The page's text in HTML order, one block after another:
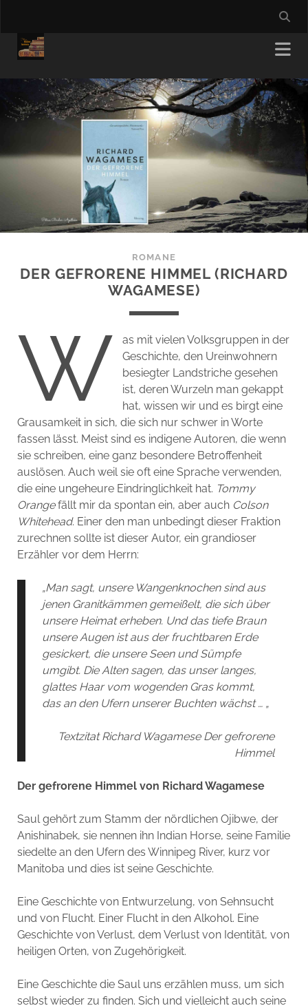
ROMANE
DER GEFRORENE HIMMEL (RICHARD
WAGAMESE)
W
as mit vielen Volksgruppen in der
Geschichte, den Ureinwohnern
besiegter Landstriche gesehen
ist, deren Wurzeln man gekappt
hat, wissen wir und es birgt eine
Grausamkeit in sich, die sich nur schwer in Worte
fassen lässt. Meist sind es indigene Autoren, die wenn
sie schreiben, eine ganz besondere Betroffenheit
auslösen. Auch weil sie oft eine Sprache verwenden,
die eine ungeheure Eindringlichkeit hat. Tommy
Orangefällt mir da spontan ein, aber auch Colson
Whitehead. Einer den man unbedingt dieser Fraktion
zurechnen sollte ist dieser Autor, ein grandioser
Erzähler vor dem Herrn:
„Man sagt, unsere Wangenknochen sind aus
jenen Granitkämmen gemeißelt, die sich über
unsere Heimat erheben. Und das tiefe Braun
unsere Augen ist aus der fruchtbaren Erde
gesickert, die unsere Seen und Sümpfe
umgibt. Die Alten sagen, das unser langes,
glattes Haar vom wogenden Gras kommt,
das an den Ufern unserer Buchten wächst … „
Textzitat Richard Wagamese Der gefrorene
Himmel
Der gefrorene Himmel von Richard Wagamese
Saul gehört zum Stamm der nördlichen Ojibwe, der
Anishinabek, sie nennen ihn Indian Horse, seine Familie
siedelte an den Ufern des Winnipeg River, kurz vor
Manitoba und dies ist seine Geschichte.
Eine Geschichte von Entwurzelung, von Sehnsucht
und von Flucht. Einer Flucht in den Alkohol. Eine
Geschichte von Verlust, dem Verlust von Identität, von
heiligen Orten, von Zugehörigkeit.
Eine Geschichte die Saul uns erzählen muss, um sich
selbst wieder zu finden. Sich und vielleicht auch seine